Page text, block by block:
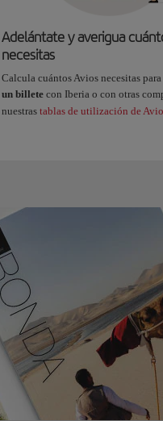
Adelántate y averigua
necesitas
Calcula cuántos Avios necesitas para
un billete con Iberia o con otras
nuestras tablas de utilización de